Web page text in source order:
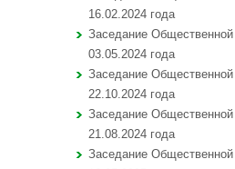
16.02.2024 года
Заседание
03.05.2024 года
Заседание
22.10.2024 года
Заседание
21.08.2024 года
Заседание